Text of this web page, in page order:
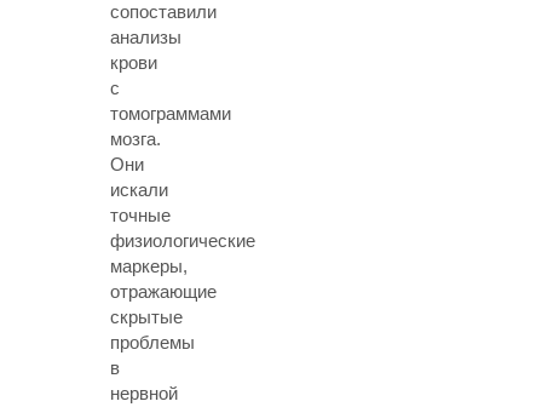
сопоставили
анализы
крови
с
томограммами
мозга.
Они
искали
точные
физиологические
маркеры,
отражающие
скрытые
проблемы
в
нервной